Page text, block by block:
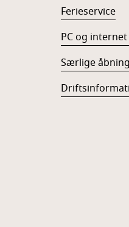
Ferieservice
PC og
Særlige